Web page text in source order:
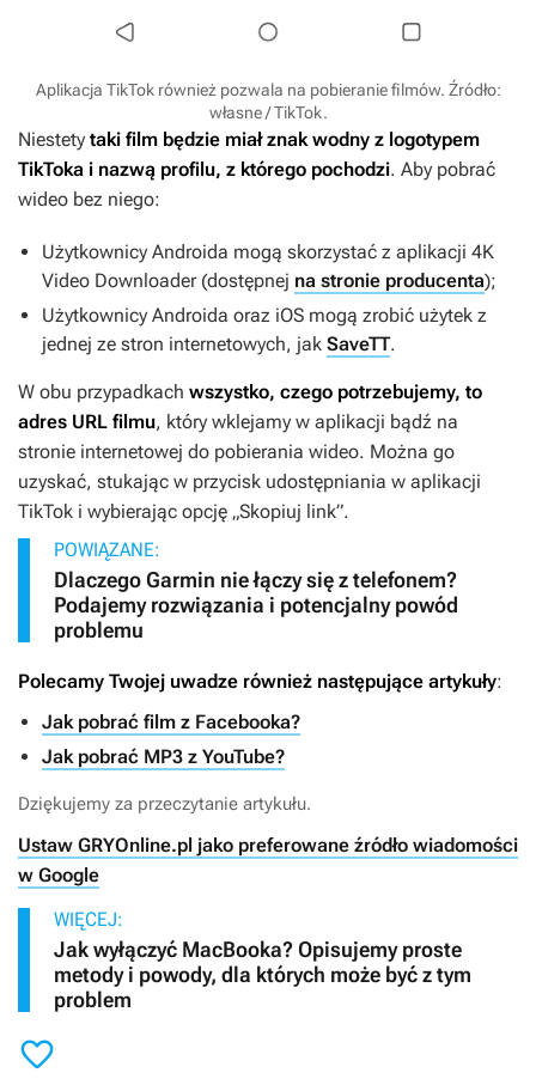
Aplikacja TikTok również pozwala na pobieranie filmów. Źródło:
własne / TikTok.
Niestety taki film będzie miał znak wodny z logotypem
TikToka i nazwą profilu, z którego pochodzi. Aby pobrać
wideo bez niego:
Użytkownicy Androida mogą skorzystać z aplikacji 4K
Video Downloader (dostępnej na stronie producenta);
Użytkownicy Androida oraz iOS mogą zrobić użytek z
jednej ze stron internetowych, jak SaveTT.
W obu przypadkach wszystko, czego potrzebujemy, to
adres URL filmu, który wklejamy w aplikacji bądź na
stronie internetowej do pobierania wideo. Można go
uzyskać, stukając w przycisk udostępniania w aplikacji
TikTok i wybierając opcję „Skopiuj link”.
POWIĄZANE:
Dlaczego Garmin nie łączy się z telefonem?
Podajemy rozwiązania i potencjalny powód
problemu
Polecamy Twojej uwadze również następujące artykuły:
Jak pobrać film z Facebooka?
Jak pobrać MP3 z YouTube?
Dziękujemy za przeczytanie artykułu.
Ustaw GRYOnline.pl jako preferowane źródło wiadomości
w Google
WIĘCEJ:
Jak wyłączyć MacBooka? Opisujemy proste
metody i powody, dla których może być z tym
problem
